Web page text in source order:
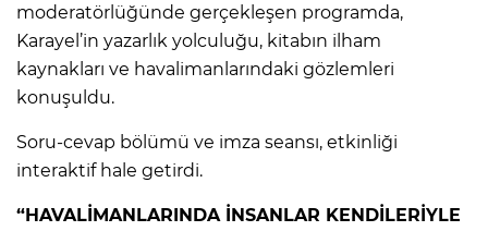
moderatörlüğünde gerçekleşen programda,
Karayel’in yazarlık yolculuğu, kitabın ilham
kaynakları ve havalimanlarındaki gözlemleri
konuşuldu.
Soru-cevap bölümü ve imza seansı, etkinliği
interaktif hale getirdi.
“HAVALİMANLARINDA İNSANLAR KENDİLERİYLE